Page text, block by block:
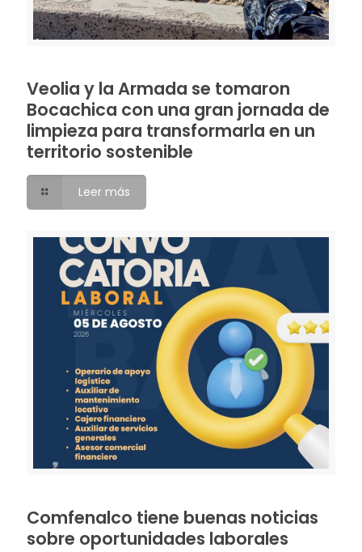
Veolia y la Armada se tomaron
Bocachica con una gran jornada de
limpieza para transformarla en un
territorio sostenible
Leer más
Comfenalco tiene buenas noticias
sobre oportunidades laborales